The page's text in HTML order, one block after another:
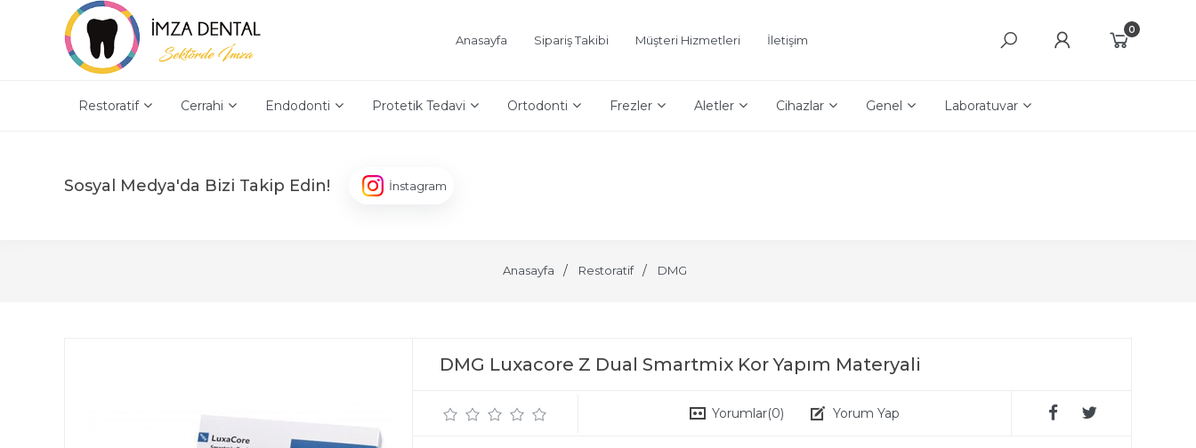
Anasayfa Sipariş Takibi Müşteri Hizmetleri İletişim
0
Restoratif Cerrahi Endodonti Protetik Tedavi Ortodonti Frezler Aletler Cihazlar Genel Laboratuvar
Sosyal Medya'da Bizi Takip Edin! İnstagram
Anasayfa Restoratif DMG
DMG Luxacore Z Dual Smartmix Kor Yapım Materyali
Yorumlar(0) Yorum Yap